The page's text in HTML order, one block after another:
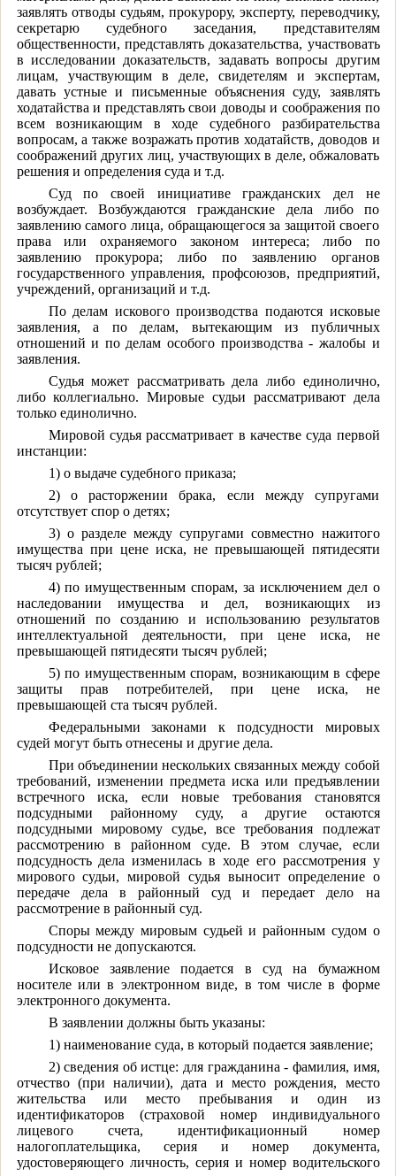
заявлять отводы судьям, прокурору, эксперту, переводчику,
секретарю судебного заседания, представителям
общественности, представлять доказательства, участвовать
в исследовании доказательств, задавать вопросы другим
лицам, участвующим в деле, свидетелям и экспертам,
давать устные и письменные объяснения суду, заявлять
ходатайства и представлять свои доводы и соображения по
всем возникающим в ходе судебного разбирательства
вопросам, а также возражать против ходатайств, доводов и
соображений других лиц, участвующих в деле, обжаловать
решения и определения суда и т.д.
Суд по своей инициативе гражданских дел не
возбуждает. Возбуждаются гражданские дела либо по
заявлению самого лица, обращающегося за защитой своего
права или охраняемого законом интереса; либо по
заявлению прокурора; либо по заявлению органов
государственного управления, профсоюзов, предприятий,
учреждений, организаций и т.д.
По делам искового производства подаются исковые
заявления, а по делам, вытекающим из публичных
отношений и по делам особого производства - жалобы и
заявления.
Судья может рассматривать дела либо единолично,
либо коллегиально. Мировые судьи рассматривают дела
только единолично.
Мировой судья рассматривает в качестве суда первой
инстанции:
1) о выдаче судебного приказа;
2) о расторжении брака, если между супругами
отсутствует спор о детях;
3) о разделе между супругами совместно нажитого
имущества при цене иска, не превышающей пятидесяти
тысяч рублей;
4) по имущественным спорам, за исключением дел о
наследовании имущества и дел, возникающих из
отношений по созданию и использованию результатов
интеллектуальной деятельности, при цене иска, не
превышающей пятидесяти тысяч рублей;
5) по имущественным спорам, возникающим в сфере
защиты прав потребителей, при цене иска, не
превышающей ста тысяч рублей.
Федеральными законами к подсудности мировых
судей могут быть отнесены и другие дела.
При объединении нескольких связанных между собой
требований, изменении предмета иска или предъявлении
встречного иска, если новые требования становятся
подсудными районному суду, а другие остаются
подсудными мировому судье, все требования подлежат
рассмотрению в районном суде. В этом случае, если
подсудность дела изменилась в ходе его рассмотрения у
мирового судьи, мировой судья выносит определение о
передаче дела в районный суд и передает дело на
рассмотрение в районный суд.
Споры между мировым судьей и районным судом о
подсудности не допускаются.
Исковое заявление подается в суд на бумажном
носителе или в электронном виде, в том числе в форме
электронного документа.
В заявлении должны быть указаны:
1) наименование суда, в который подается заявление;
2) сведения об истце: для гражданина - фамилия, имя,
отчество (при наличии), дата и место рождения, место
жительства или место пребывания и один из
идентификаторов (страховой номер индивидуального
лицевого счета, идентификационный номер
налогоплательщика, серия и номер документа,
удостоверяющего личность, серия и номер водительского